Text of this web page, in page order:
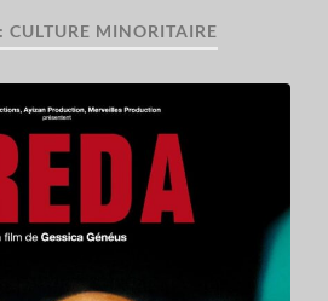
:CULTURE MINORITAIRE